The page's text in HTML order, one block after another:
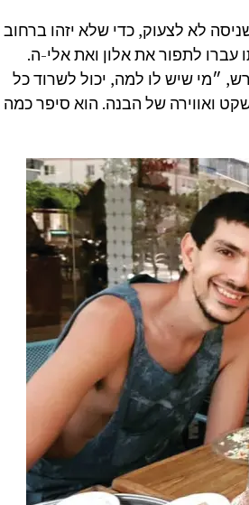
לא לצעוק, כדי שלא יזהו ברחוב
לתפור את אלון ואת אלי-ה.
״מי שיש לו למה, יכול לשרוד כל
ואווירה של הבנה. הוא סיפר כמה